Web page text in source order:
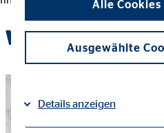
Werde Teil des
Alle
Ausgewählte
Details anzeigen